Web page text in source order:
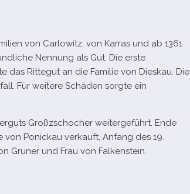
von Carlowitz, von Karras und ab 1361
Nennung als Gut. Die erste
das Rittegut an die Familie von Dieskau. Die
Für wei­tere Schäden sorgte ein
Großzschocher wei­ter­ge­führt. Ende
von Ponickau ver­kauft, Anfang des 19.
Gruner und Frau von Falkenstein.